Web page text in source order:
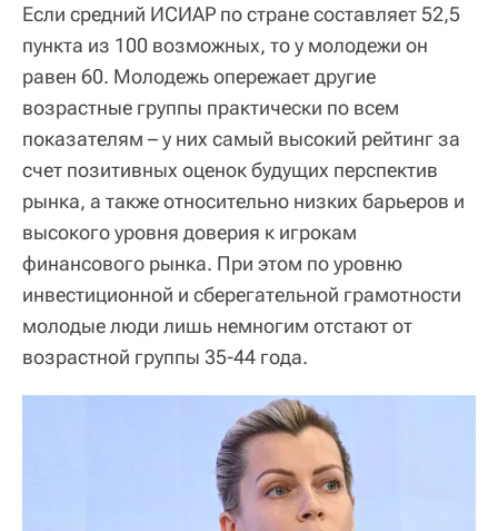
Если средний ИСИАР по стране составляет 52,5
пункта из 100 возможных, то у молодежи он
равен 60. Молодежь опережает другие
возрастные группы практически по всем
показателям – у них самый высокий рейтинг за
счет позитивных оценок будущих перспектив
рынка, а также относительно низких барьеров и
высокого уровня доверия к игрокам
финансового рынка. При этом по уровню
инвестиционной и сберегательной грамотности
молодые люди лишь немногим отстают от
возрастной группы 35-44 года.